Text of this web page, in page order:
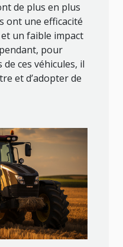
de plus en plus
ont une efficacité
un faible impact
pour
ces véhicules, il
et d’adopter de